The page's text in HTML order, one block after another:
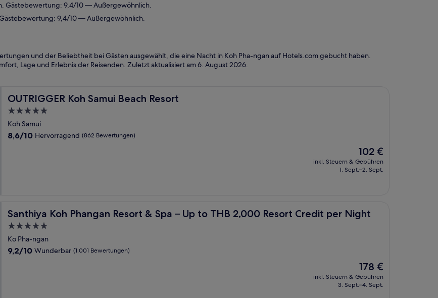
Gästebewertung: 9,4/10 — Außergewöhnlich.
9,4/10 — Außergewöhnlich.
und der Beliebtheit bei Gästen ausgewählt, die eine Nacht in Koh Pha-ngan auf Hotels.com gebucht haben.
Lage und Erlebnis der Reisenden. Zuletzt aktualisiert am6. August 2026.
OUTRIGGER Koh Samui Beach Resort
OUTRIGGER Koh Samui Beach Resort
5.0-
Sterne-
Unterkunft
Koh Samui
8.6
8,6/10 Hervorragend (862 Bewertungen)
Der
Preis
beträgt
102 €
inkl. Steuern & Gebühren
1. Sept.–2. Sept.
Santhiya Koh Phangan Resort & Spa – Up to THB 2,000 Resort Credit per Night
Santhiya Koh Phangan Resort & Spa – Up to THB 2,000 Resort Credit per Night
5.0-
Sterne-
Unterkunft
Ko Pha-ngan
9.2
9,2/10 Wunderbar (1.001 Bewertungen)
Der
Preis
beträgt
178 €
inkl. Steuern & Gebühren
3. Sept.–4. Sept.
Resort Credit per Night